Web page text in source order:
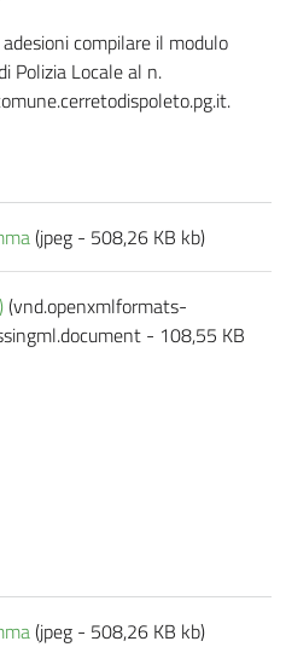
compilare il modulo
Polizia Locale al n.
(jpeg - 508,26 KB kb)
(vnd.openxmlformats-
- 108,55 KB
(jpeg - 508,26 KB kb)